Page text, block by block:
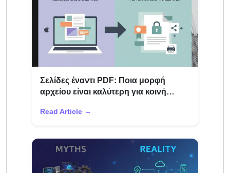
Σελίδες έναντι PDF: Ποια μορφή
αρχείου είναι καλύτερη για κοινή
Read Article →